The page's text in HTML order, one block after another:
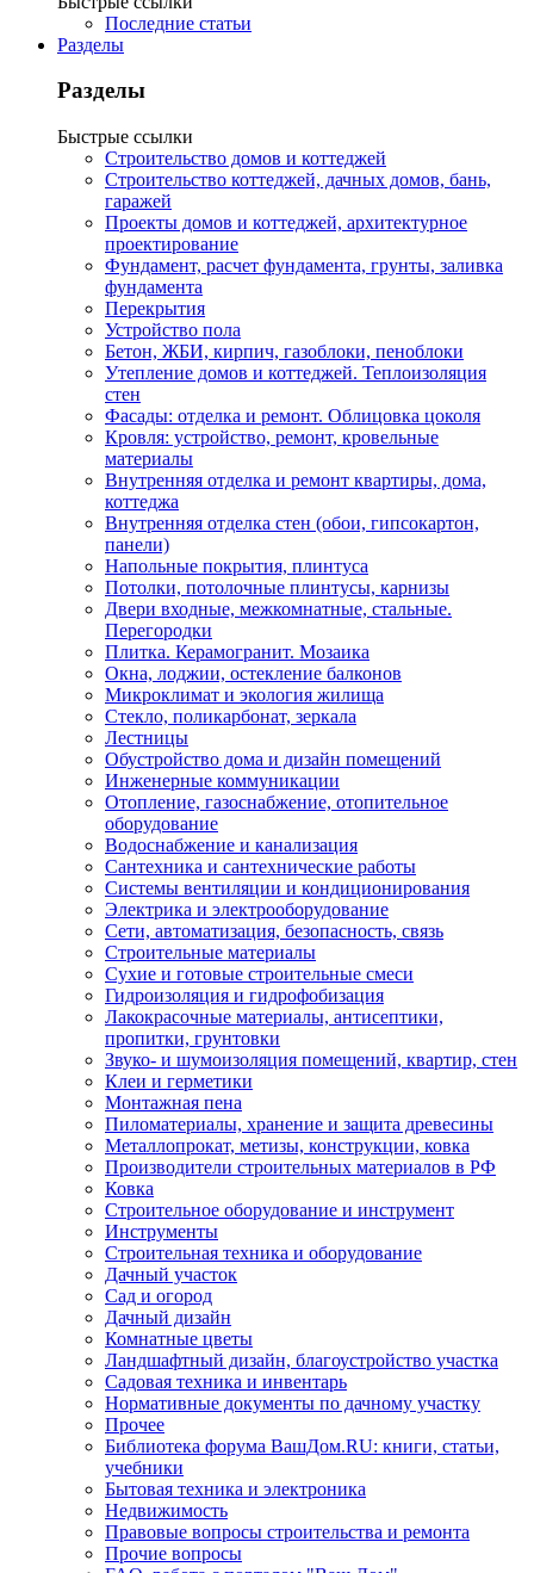
Последние статьи
Разделы
Разделы
Быстрые ссылки
Строительство домов и коттеджей
Строительство коттеджей, дачных домов, бань,
гаражей
Проекты домов и коттеджей, архитектурное
проектирование
Фундамент, расчет фундамента, грунты, заливка
фундамента
Перекрытия
Устройство пола
Бетон, ЖБИ, кирпич, газоблоки, пеноблоки
Утепление домов и коттеджей. Теплоизоляция
стен
Фасады: отделка и ремонт. Облицовка цоколя
Кровля: устройство, ремонт, кровельные
материалы
Внутренняя отделка и ремонт квартиры, дома,
коттеджа
Внутренняя отделка стен (обои, гипсокартон,
панели)
Напольные покрытия, плинтуса
Потолки, потолочные плинтусы, карнизы
Двери входные, межкомнатные, стальные.
Перегородки
Плитка. Керамогранит. Мозаика
Окна, лоджии, остекление балконов
Микроклимат и экология жилища
Стекло, поликарбонат, зеркала
Лестницы
Обустройство дома и дизайн помещений
Инженерные коммуникации
Отопление, газоснабжение, отопительное
оборудование
Водоснабжение и канализация
Сантехника и сантехнические работы
Системы вентиляции и кондиционирования
Электрика и электрооборудование
Сети, автоматизация, безопасность, связь
Строительные материалы
Сухие и готовые строительные смеси
Гидроизоляция и гидрофобизация
Лакокрасочные материалы, антисептики,
пропитки, грунтовки
Звуко- и шумоизоляция помещений, квартир, стен
Клеи и герметики
Монтажная пена
Пиломатериалы, хранение и защита древесины
Металлопрокат, метизы, конструкции, ковка
Производители строительных материалов в РФ
Ковка
Строительное оборудование и инструмент
Инструменты
Строительная техника и оборудование
Дачный участок
Сад и огород
Дачный дизайн
Комнатные цветы
Ландшафтный дизайн, благоустройство участка
Садовая техника и инвентарь
Нормативные документы по дачному участку
Прочее
Библиотека форума ВашДом.RU: книги, статьи,
учебники
Бытовая техника и электроника
Недвижимость
Правовые вопросы строительства и ремонта
Прочие вопросы